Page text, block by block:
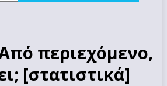
περιεχόμενο,
[στατιστικά]